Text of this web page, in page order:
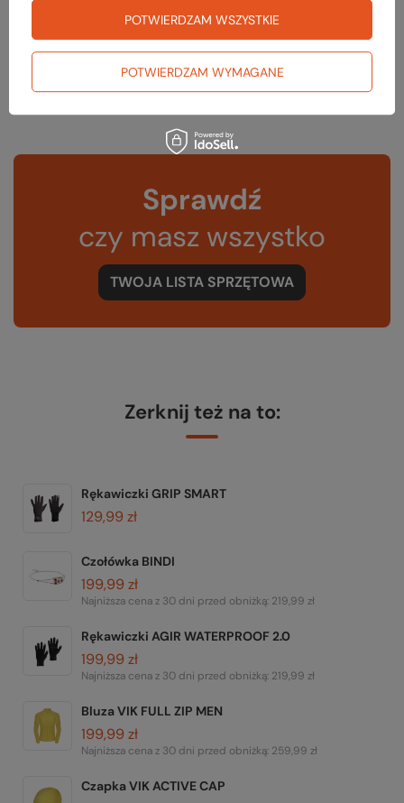
Kolor
Mountain&Wave Olive
5908221357680
Sprawdź
czy masz wszystko
TWOJA LISTA SPRZĘTOWA
Zerknij też na to:
Rękawiczki GRIP SMART
129,99 zł
Czołówka BINDI
199,99 zł
Najniższa cena z 30 dni przed obniżką: 219,99 zł
Rękawiczki AGIR WATERPROOF 2.0
199,99 zł
Najniższa cena z 30 dni przed obniżką: 219,99 zł
Bluza VIK FULL ZIP MEN
199,99 zł
Najniższa cena z 30 dni przed obniżką: 259,99 zł
Czapka VIK ACTIVE CAP
POTWIERDZAM WYMAGANE
POTWIERDZAM WSZYSTKIE